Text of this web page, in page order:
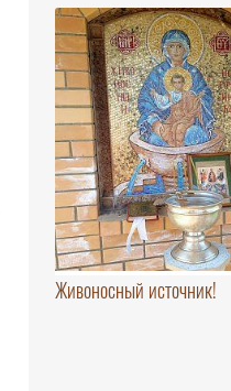
Живоносный источник!